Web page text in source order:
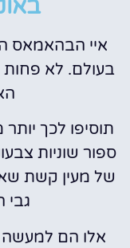
איי הבהאמאס
תוסיפו לכך יותר
ספור שוניות
גבי
אלו הם למעשה